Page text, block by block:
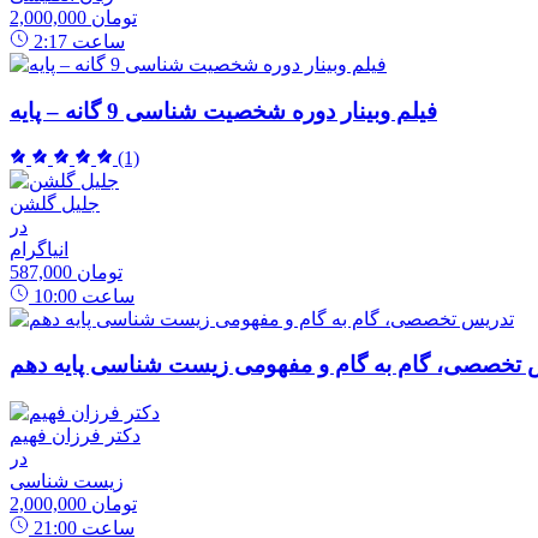
2,000,000 تومان
2:17 ساعت
فیلم وبینار دوره شخصیت شناسی 9 گانه – پایه
(1)
جلیل گلشن
در
انیاگرام
587,000 تومان
10:00 ساعت
تخصصی، گام به گام و مفهومی زیست شناسی پایه دهم
دکتر فرزان فهیم
در
زیست شناسی
2,000,000 تومان
21:00 ساعت